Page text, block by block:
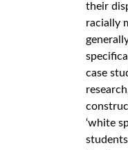
their
racially
case
‘white
students